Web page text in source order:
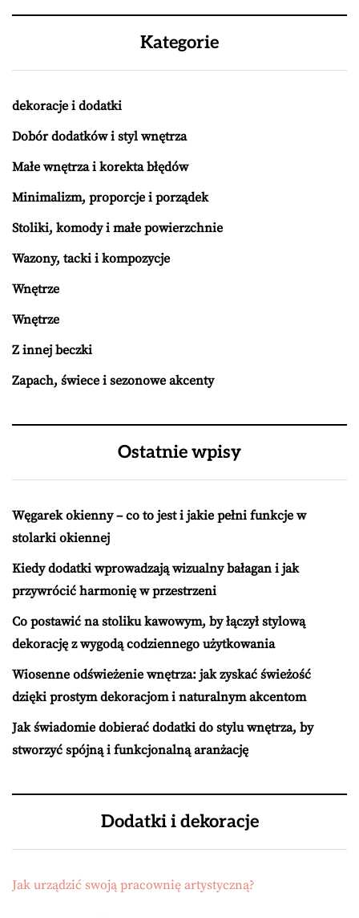
Kategorie
dekoracje i dodatki
Dobór dodatków i styl wnętrza
Małe wnętrza i korekta błędów
Minimalizm, proporcje i porządek
Stoliki, komody i małe powierzchnie
Wazony, tacki i kompozycje
Wnętrze
Wnętrze
Z innej beczki
Zapach, świece i sezonowe akcenty
Ostatnie wpisy
Węgarek okienny – co to jest i jakie pełni funkcje w
stolarki okiennej
Kiedy dodatki wprowadzają wizualny bałagan i jak
przywrócić harmonię w przestrzeni
Co postawić na stoliku kawowym, by łączył stylową
dekorację z wygodą codziennego użytkowania
Wiosenne odświeżenie wnętrza: jak zyskać świeżość
dzięki prostym dekoracjom i naturalnym akcentom
Jak świadomie dobierać dodatki do stylu wnętrza, by
stworzyć spójną i funkcjonalną aranżację
Dodatki i dekoracje
Jak urządzić swoją pracownię artystyczną?